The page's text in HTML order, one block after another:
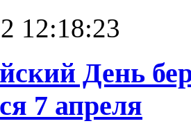
12:18:23
День
7 апреля